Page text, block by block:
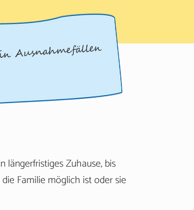
Ausnahmefällen
längerfristiges Zuhause, bis
Familie möglich ist oder sie